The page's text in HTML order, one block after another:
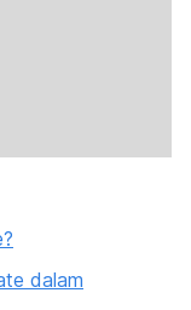
dalam